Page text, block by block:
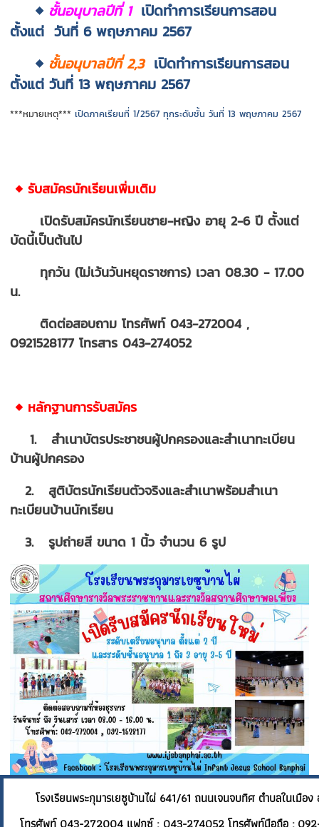
◆ ชั้นอนุบาลปีที่ 1เปิดทำการเรียนการสอน
ตั้งแต่ วันที่ 6 พฤษภาคม 2567
◆ ชั้นอนุบาลปีที่ 2,3เปิดทำการเรียนการสอน
ตั้งแต่ วันที่ 13 พฤษภาคม 2567
***หมายเหตุ***เปิดภาคเรียนที่ 1/2567 ทุกระดับชั้น วันที่ 13 พฤษภาคม 2567
◆ รับสมัครนักเรียนเพิ่มเติม
เปิดรับสมัครนักเรียนชาย-หญิง อายุ 2-6 ปี ตั้งแต่
บัดนี้เป็นต้นไป
ทุกวัน (ไม่เว้นวันหยุดราชการ) เวลา 08.30 - 17.00
น.
ติดต่อสอบถาม โทรศัพท์ 043-272004 ,
0921528177 โทรสาร 043-274052
◆ หลักฐานการรับสมัคร
1. สำเนาบัตรประชาชนผู้ปกครองและสำเนาทะเบียน
บ้านผู้ปกครอง
2. สูติบัตรนักเรียนตัวจริงและสำเนาพร้อมสำเนา
ทะเบียนบ้านนักเรียน
3. รูปถ่ายสี ขนาด 1 นิ้ว จำนวน 6 รูป
โรงเรียนพระกุมารเยซูบ้านไผ่ 641/61 ถนนเจนจบทิ